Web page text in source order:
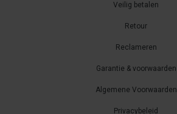
Veilig betalen
Retour
Reclameren
Garantie & voorwaarden
Algemene Voorwaarden
Privacybeleid